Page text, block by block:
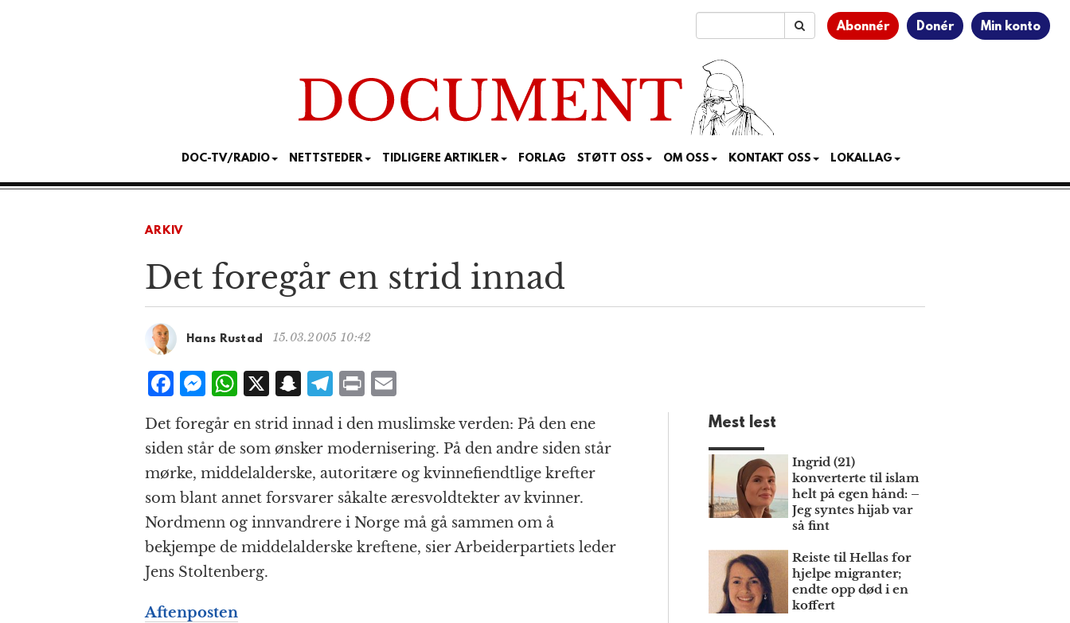
Abonnér Donér Min konto
DOC-TV/RADIO NETTSTEDER TIDLIGERE ARTIKLER FORLAG STØTT OSS OM OSS KONTAKT OSS LOKALLAG
ARKIV
Det foregår en strid innad
Hans Rustad 15.03.2005 10:42
F
a
c
e
b
o
o
k
M
e
ss
e
n
g
e
r
W
at
s
A
p
p
X S
a
p
c
h
at
T
el
e
g
r
a
m
P
n
t
m
ai
l
Det foregår en strid innad i den muslimske verden: På den ene
siden står de som ønsker modernisering. På den andre siden står
mørke, middelalderske, autoritære og kvinnefiendtlige krefter
som blant annet forsvarer såkalte æresvoldtekter av kvinner.
Nordmenn og innvandrere i Norge må gå sammen om å
bekjempe de middelalderske kreftene, sier Arbeiderpartiets leder
Jens Stoltenberg.
Aftenposten
Mest lest
Ingrid (21)
konverterte til islam
helt på egen hånd: –
Jeg syntes hijab var
så fint
Reiste til Hellas for
hjelpe migranter;
endte opp død i en
koffert